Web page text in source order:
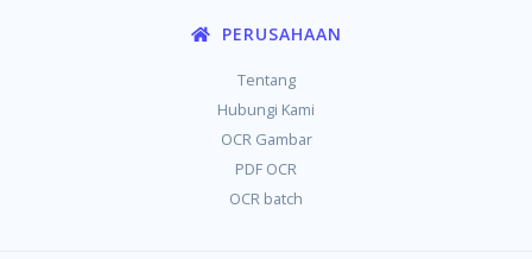
PERUSAHAAN
Tentang
Hubungi Kami
OCR Gambar
PDF OCR
OCR batch